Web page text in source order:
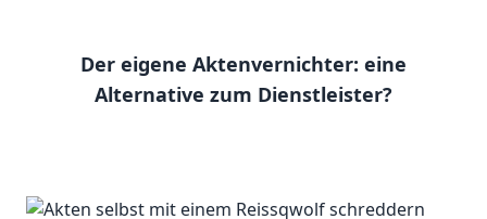
Der eigene Aktenvernichter: eine
Alternative zum Dienstleister?